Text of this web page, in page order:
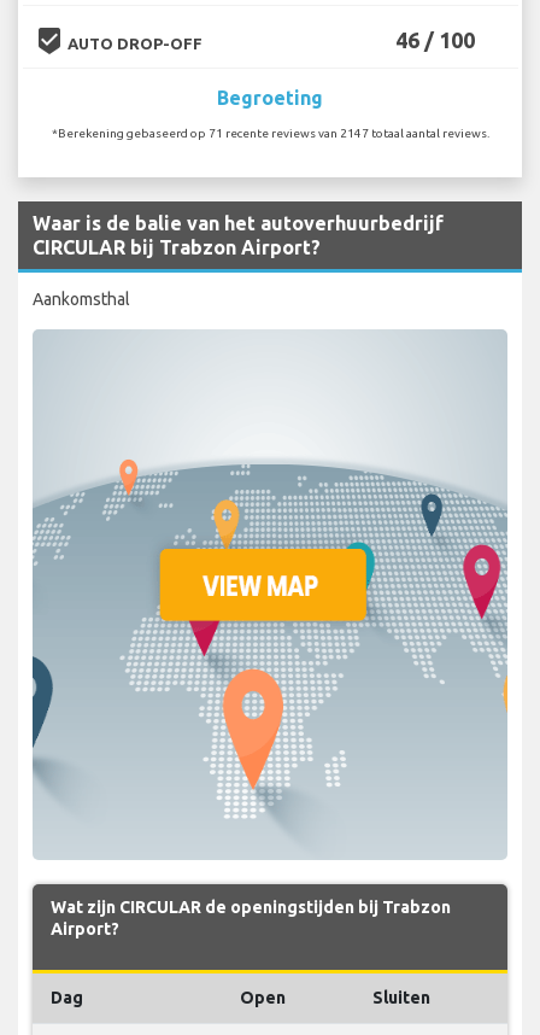
beenhere AUTO DROP-OFF 46 / 100
Begroeting
*Berekening gebaseerd op 71 recente reviews van 2147 totaal aantal reviews.
Waar is de balie van het autoverhuurbedrijf
CIRCULAR bij Trabzon Airport?
Aankomsthal
Wat zijn CIRCULAR de openingstijden bij Trabzon
Airport?
Dag Open Sluiten